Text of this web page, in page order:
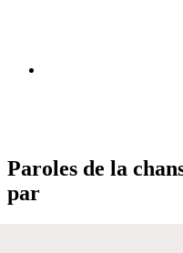
Paroles de la
par